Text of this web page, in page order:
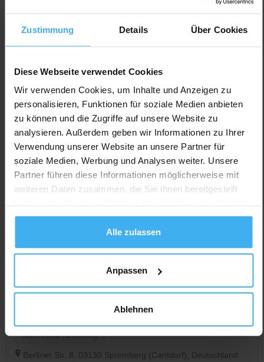
Zustimmung Details Über Cookies
Diese Webseite verwendet Cookies
Wir verwenden Cookies, um Inhalte und Anzeigen zu
personalisieren, Funktionen für soziale Medien anbieten
zu können und die Zugriffe auf unsere Website zu
analysieren. Außerdem geben wir Informationen zu Ihrer
Verwendung unserer Website an unsere Partner für
soziale Medien, Werbung und Analysen weiter. Unsere
Partner führen diese Informationen möglicherweise mit
weiteren Daten zusammen, die Sie ihnen bereitgestellt
gesammelt haben.
Alle zulassen
Anpassen
Ablehnen
Noch keine Bewertung
Berliner Str. 8, 03130 Spremberg (Cantdorf), Deutschland